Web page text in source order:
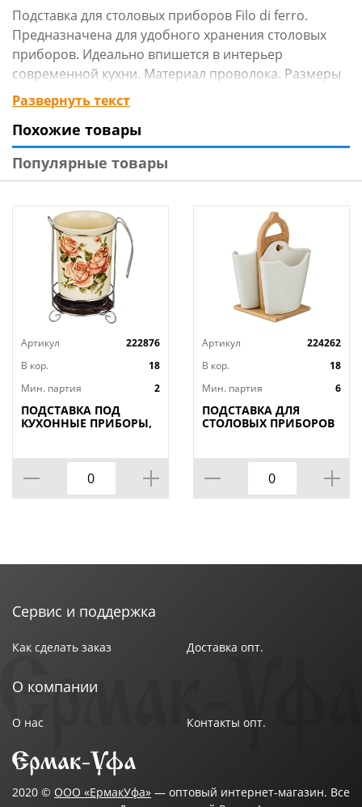
Подставка для столовых приборов Filo di ferro.
Предназначена для удобного хранения столовых
приборов. Идеально впишется в интерьер
современной кухни. Материал проволока. Размеры
12*12*19см.
Развернуть текст
Похожие товары
Популярные товары
Артикул
222876
В кор.
18
Мин. партия
2
ПОДСТАВКА ПОД
КУХОННЫЕ ПРИБОРЫ,
КОР=18ШТ.
Артикул
224262
В кор.
18
Мин. партия
6
ПОДСТАВКА ДЛЯ
СТОЛОВЫХ ПРИБОРОВ
(КОР=18ШТ.)
Сервис и поддержка
Как сделать заказ Доставка опт.
О компании
О нас Контакты опт.
2020 © ООО «ЕрмакУфа» — оптовый интернет-магазин. Все